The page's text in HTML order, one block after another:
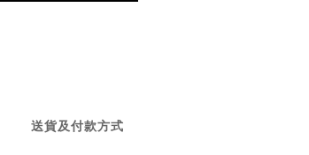
送貨及付款方式